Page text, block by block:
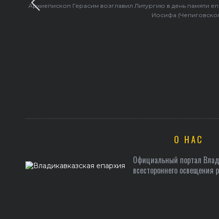
Архиепископ Герасим возглавил Литургию в день памяти
Иосифа
О НАС
Официальный портал
всестороннего